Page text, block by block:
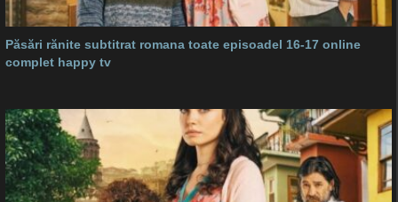
Păsări rănite subtitrat romana toate episoadel 16-17 online
complet happy tv